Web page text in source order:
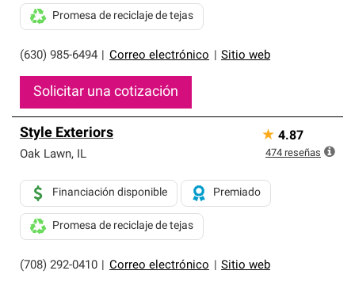
(630) 985-6494 Correo electrónico Sitio web
Promesa de reciclaje de tejas
Solicitar una cotización
Style Exteriors
Oak Lawn, IL
(708) 292-0410 Correo electrónico Sitio web
Financiación disponible Premiado
Promesa de reciclaje de tejas
★ 4.87
474 reseñas